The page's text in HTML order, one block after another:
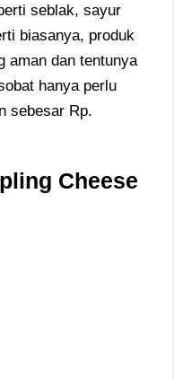
seblak, sayur
biasanya, produk
aman dan tentunya
hanya perlu
sebesar Rp.
Cheese